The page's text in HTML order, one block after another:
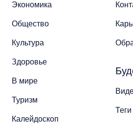
Экономика
Общество
Культура
Здоровье
В мире
Туризм
Калейдоскоп
Теги